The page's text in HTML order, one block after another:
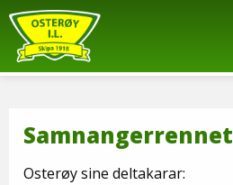
Samnangerrennet
Osterøy sine deltakarar: